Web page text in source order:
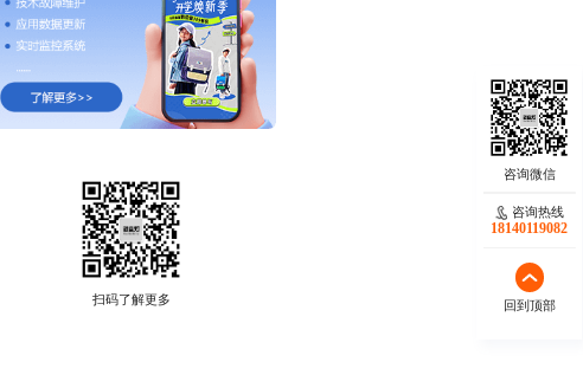
扫码了解更多
咨询热线
18140119082
回到顶部